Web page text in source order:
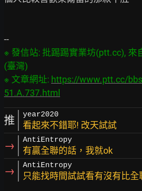
※ 發信站: 批踢踢實業坊(ptt.cc), 來
(臺灣)
※ 文章網址: https://www.ptt.cc/
51.A.737.html
推 year2020
看起來不錯耶! 改天試試
→ AntiEntropy
有贏全聯的話，我就ok
→ AntiEntropy
只能找時間試試看有沒有比